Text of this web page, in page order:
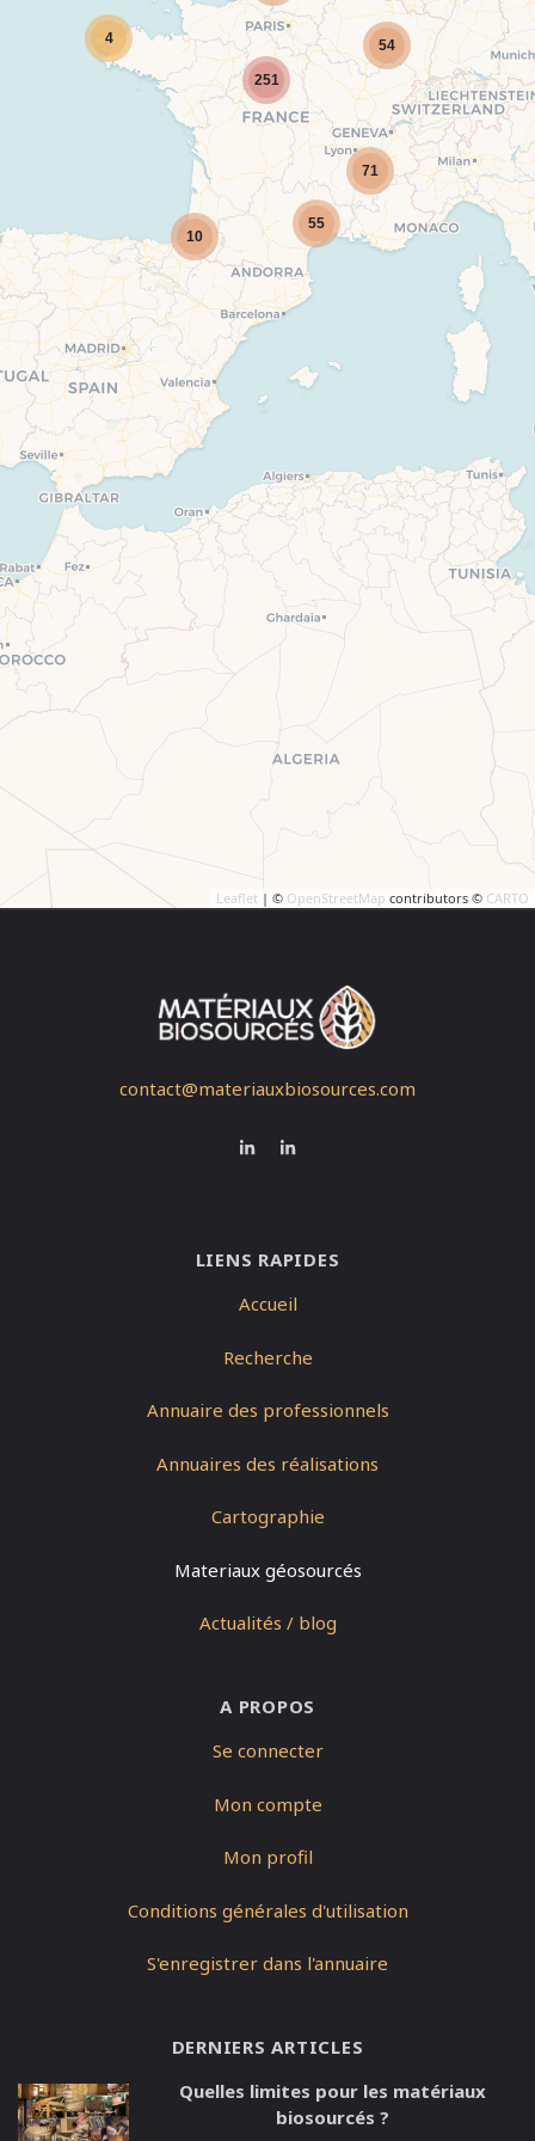
4 54
10
71
55
251
Leaflet | © OpenStreetMap contributors © CARTO
contact@materiauxbiosources.com
LIENS RAPIDES
Accueil
Recherche
Annuaire des professionnels
Annuaires des réalisations
Cartographie
Materiaux géosourcés
Actualités / blog
A PROPOS
Se connecter
Mon compte
Mon profil
Conditions générales d'utilisation
S'enregistrer dans l'annuaire
DERNIERS ARTICLES
Quelles limites pour les matériaux
biosourcés ?